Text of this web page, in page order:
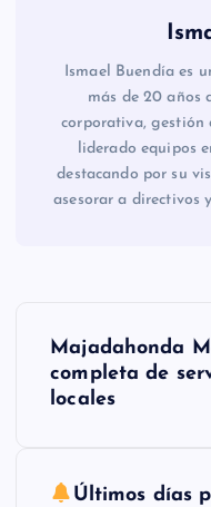
Ismael Buendía es
más de 20 años
corporativa, gestión
liderado equipos
destacando por su
asesorar a directivos
NMajadahonda
completa de
locales
Últimos días